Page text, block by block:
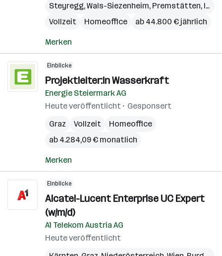
Steyregg,Wals-Siezenheim, Premstätten, Innsbruck
Vollzeit
Homeoffice ab 44.800 € jährlich
Merken
Einblicke
Projektleiter:in Wasserkraft
Energie Steiermark AG
Heute veröffentlicht
Gesponsert
Graz
Vollzeit
Homeoffice
ab 4.284,09 € monatlich
Merken
Einblicke
Alcatel-Lucent Enterprise UC Expert
(w/m/d)
A1 Telekom Austria AG
Heute veröffentlicht